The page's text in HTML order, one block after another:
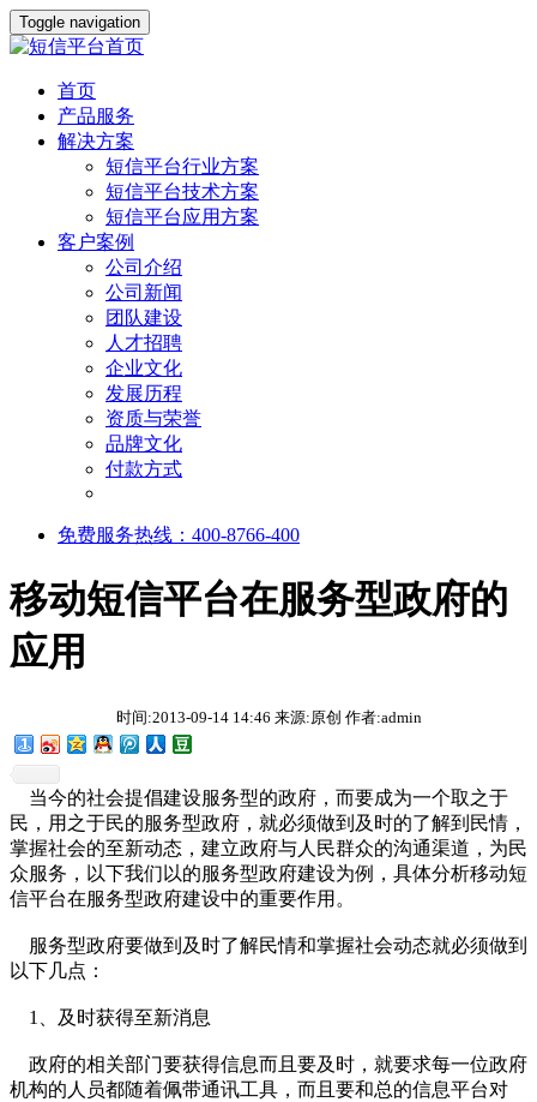
Toggle navigation
首页
产品服务
解决方案
短信平台行业方案
短信平台技术方案
短信平台应用方案
客户案例
公司介绍
公司新闻
团队建设
人才招聘
企业文化
发展历程
资质与荣誉
品牌文化
付款方式
免费服务热线：400-8766-400
移动短信平台在服务型政府的
应用
时间:2013-09-14 14:46 来源:原创 作者:admin
当今的社会提倡建设服务型的政府，而要成为一个取之于
民，用之于民的服务型政府，就必须做到及时的了解到民情，
掌握社会的至新动态，建立政府与人民群众的沟通渠道，为民
众服务，以下我们以的服务型政府建设为例，具体分析移动短
信平台在服务型政府建设中的重要作用。
服务型政府要做到及时了解民情和掌握社会动态就必须做到
以下几点：
1、及时获得至新消息
政府的相关部门要获得信息而且要及时，就要求每一位政府
机构的人员都随着佩带通讯工具，而且要和总的信息平台对